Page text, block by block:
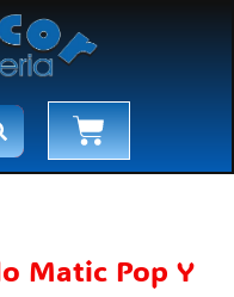
Cart
Matic Pop Y